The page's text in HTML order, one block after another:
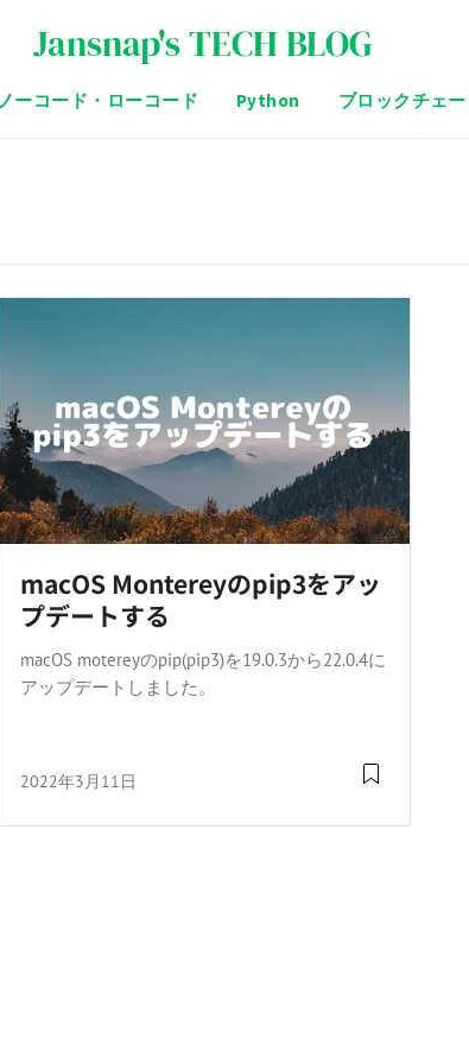
Jansnap's TECH BLOG
ノーコード・ローコード Python ブロックチェ
macOS Montereyのpip3をアッ
プデートする
macOS motereyのpip(pip3)を19.0.3から22.0.4に
アップデートしました。
2022年3月11日